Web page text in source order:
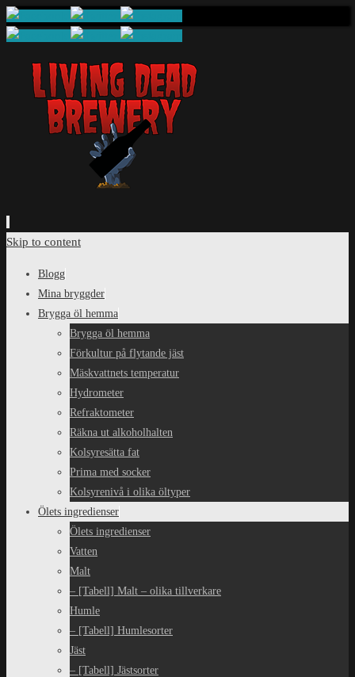
Skip to content
Blogg
Mina bryggder
Brygga öl hemma
Brygga öl hemma
Förkultur på flytande jäst
Mäskvattnets temperatur
Hydrometer
Refraktometer
Räkna ut alkoholhalten
Kolsyresätta fat
Prima med socker
Kolsyrenivå i olika öltyper
Ölets ingredienser
Ölets ingredienser
Vatten
Malt
– [Tabell] Malt – olika tillverkare
Humle
– [Tabell] Humlesorter
Jäst
– [Tabell] Jästsorter